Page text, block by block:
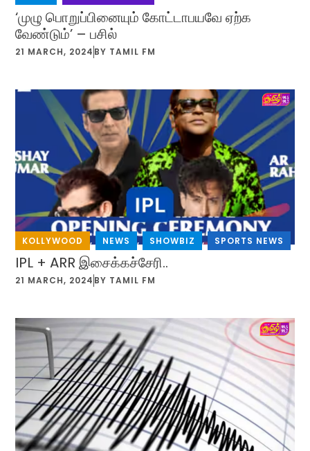
‘முழு பொறுப்பினையும் கோட்டாபயவே ஏற்க
வேண்டும்’ – பசில்
21 MARCH, 2024 BY TAMIL FM
KOLLYWOOD , NEWS , SHOWBIZ , SPORTS NEWS
IPL + ARR இசைக்கச்சேரி..
21 MARCH, 2024 BY TAMIL FM